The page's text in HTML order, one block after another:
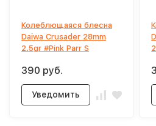
Колеблющаяся блесна
Daiwa Crusader 28mm
2.5gr #Pink Parr S
390 руб.
Уведомить